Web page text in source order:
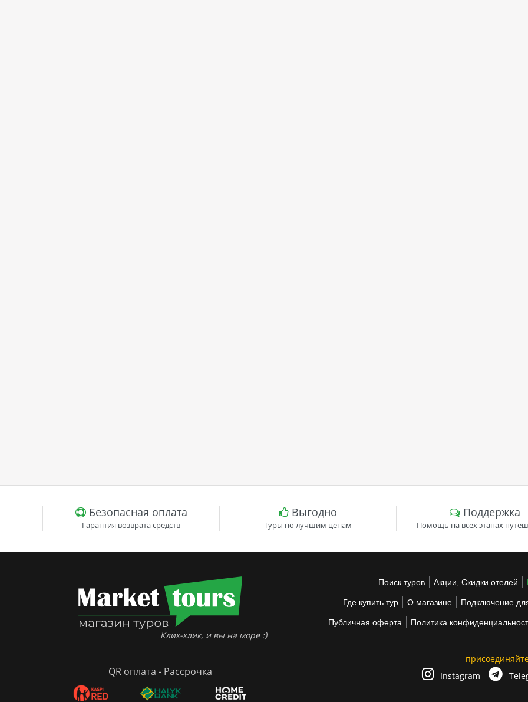
Безопасная оплата
Гарантия возврата средств
Выгодно
Туры по лучшим ценам
Поддержка
Помощь на всех этапах
Клик-клик, и вы на море :)
QR оплата - Рассрочка
Поиск туров Акции, Скидки отелей
Где купить тур О магазине Подключение
Публичная оферта Политика
Instagram